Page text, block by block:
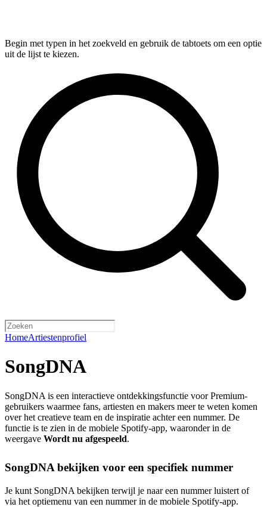
Begin met typen in het zoekveld en gebruik de tabtoets om een optie
uit de lijst te kiezen.
HomeArtiestenprofiel
SongDNA
SongDNA is een interactieve ontdekkingsfunctie voor Premium-
gebruikers waarmee fans, artiesten en makers meer te weten komen
over het creatieve team en de inspiratie achter een nummer. De
functie is te zien in de mobiele Spotify-app, waaronder in de
weergave Wordt nu afgespeeld.
SongDNA bekijken voor een specifiek nummer
Je kunt SongDNA bekijken terwijl je naar een nummer luistert of
via het optiemenu van een nummer in de mobiele Spotify-app.